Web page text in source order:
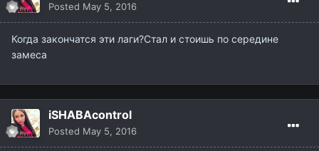
Posted May 5, 2016
Когда закончатся эти лаги?Стал и стоишь по середине
замеса
iSHABAcontrol
Posted May 5, 2016